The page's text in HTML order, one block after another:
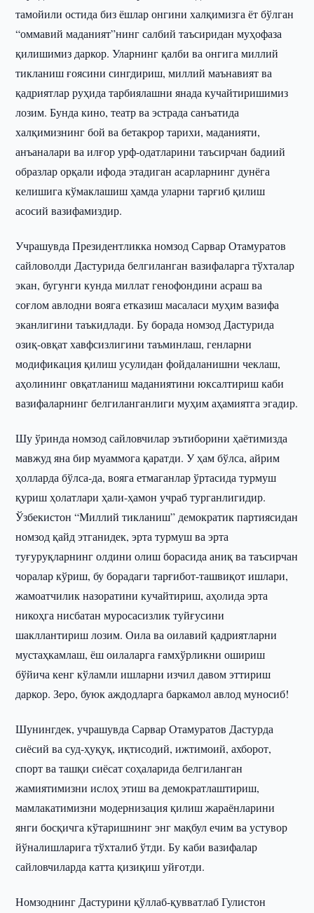
тамойили остида биз ёшлар онгини халқимизга ёт бўлган
“оммавий маданият”нинг салбий таъсиридан муҳофаза
қилишимиз даркор. Уларнинг қалби ва онгига миллий
тикланиш ғоясини сингдириш, миллий маънавият ва
қадриятлар руҳида тарбиялашни янада кучайтиришимиз
лозим. Бунда кино, театр ва эстрада санъатида
халқимизнинг бой ва бетакрор тарихи, маданияти,
анъаналари ва илғор урф-одатларини таъсирчан бадиий
образлар орқали ифода этадиган асарларнинг дунёга
келишига кўмаклашиш ҳамда уларни тарғиб қилиш
асосий вазифамиздир.
Учрашувда Президентликка номзод Сарвар Отамуратов
сайловолди Дастурида белгиланган вазифаларга тўхталар
экан, бугунги кунда миллат генофондини асраш ва
соғлом авлодни вояга етказиш масаласи муҳим вазифа
эканлигини таъкидлади. Бу борада номзод Дастурида
озиқ-овқат хавфсизлигини таъминлаш, генларни
модификация қилиш усулидан фойдаланишни чеклаш,
аҳолининг овқатланиш маданиятини юксалтириш каби
вазифаларнинг белгиланганлиги муҳим аҳамиятга эгадир.
Шу ўринда номзод сайловчилар эътиборини ҳаётимизда
мавжуд яна бир муаммога қаратди. У ҳам бўлса, айрим
ҳолларда бўлса-да, вояга етмаганлар ўртасида турмуш
қуриш ҳолатлари ҳали-ҳамон учраб турганлигидир.
Ўзбекистон “Миллий тикланиш” демократик партиясидан
номзод қайд этганидек, эрта турмуш ва эрта
туғуруқларнинг олдини олиш борасида аниқ ва таъсирчан
чоралар кўриш, бу борадаги тарғибот-ташвиқот ишлари,
жамоатчилик назоратини кучайтириш, аҳолида эрта
никоҳга нисбатан муросасизлик туйғусини
шакллантириш лозим. Оила ва оилавий қадриятларни
мустаҳкамлаш, ёш оилаларга ғамхўрликни ошириш
бўйича кенг кўламли ишларни изчил давом эттириш
даркор. Зеро, буюк аждодларга баркамол авлод муносиб!
Шунингдек, учрашувда Сарвар Отамуратов Дастурда
сиёсий ва суд-ҳуқуқ, иқтисодий, ижтимоий, ахборот,
спорт ва ташқи сиёсат соҳаларида белгиланган
жамиятимизни ислоҳ этиш ва демократлаштириш,
мамлакатимизни модернизация қилиш жараёнларини
янги босқичга кўтаришнинг энг мақбул ечим ва устувор
йўналишларига тўхталиб ўтди. Бу каби вазифалар
сайловчиларда катта қизиқиш уйғотди.
Номзоднинг Дастурини қўллаб-қувватлаб Гулистон